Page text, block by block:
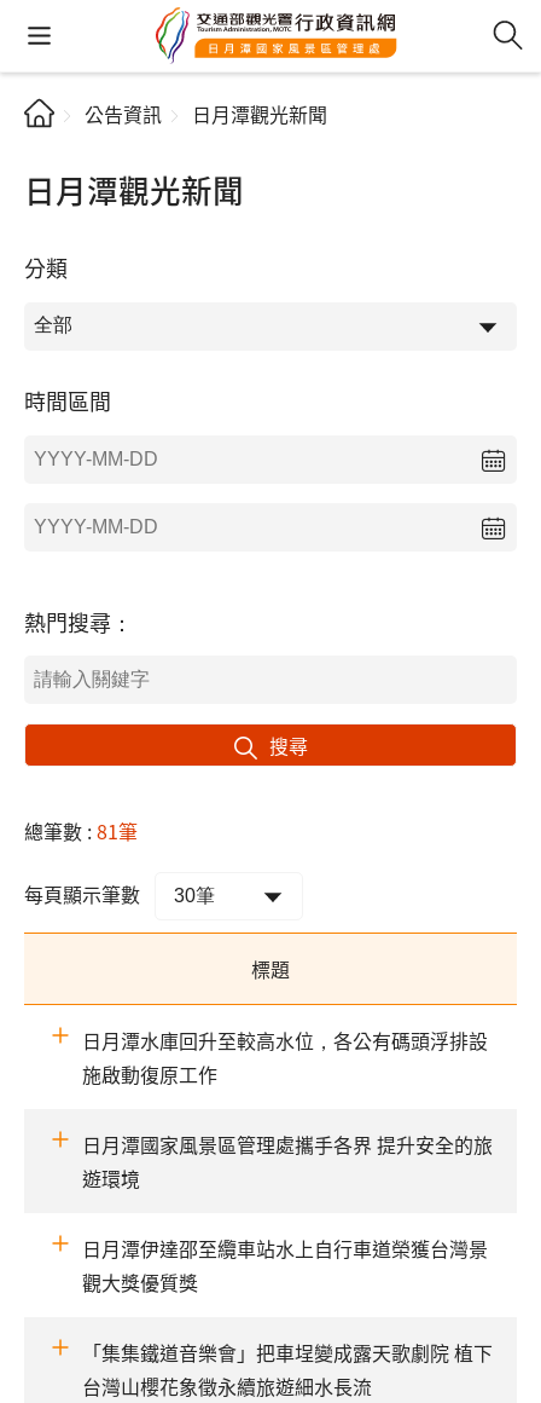
公告資訊 日月潭觀光新聞
日月潭觀光新聞
分類
時間區間
熱門搜尋：
搜尋
總筆數 :81筆
每頁顯示筆數
標題
日月潭水庫回升至較高水位，各公有碼頭浮排設
施啟動復原工作
日月潭國家風景區管理處攜手各界 提升安全的旅
遊環境
日月潭伊達邵至纜車站水上自行車道榮獲台灣景
觀大獎優質獎
「集集鐵道音樂會」把車埕變成露天歌劇院 植下
台灣山櫻花象徵永續旅遊細水長流